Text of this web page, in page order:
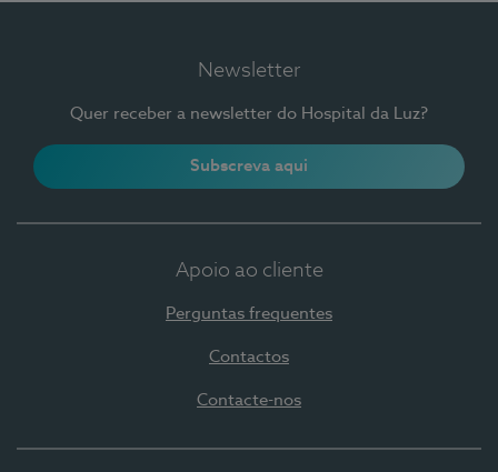
Newsletter
Quer receber a newsletter do Hospital da Luz?
Subscreva aqui
Apoio ao cliente
Perguntas frequentes
Contactos
Contacte-nos